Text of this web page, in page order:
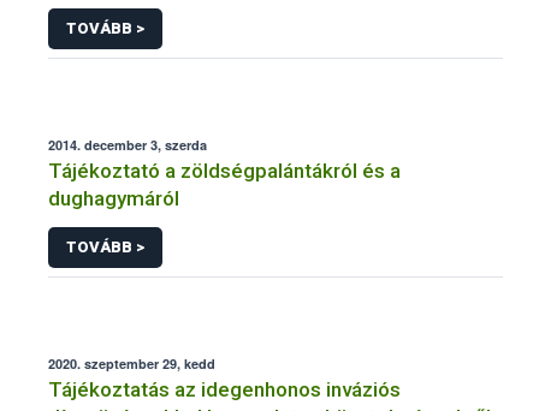
TOVÁBB >
2014. december 3, szerda
Tájékoztató a zöldségpalántákról és a
dughagymáról
TOVÁBB >
2020. szeptember 29, kedd
Tájékoztatás az idegenhonos inváziós